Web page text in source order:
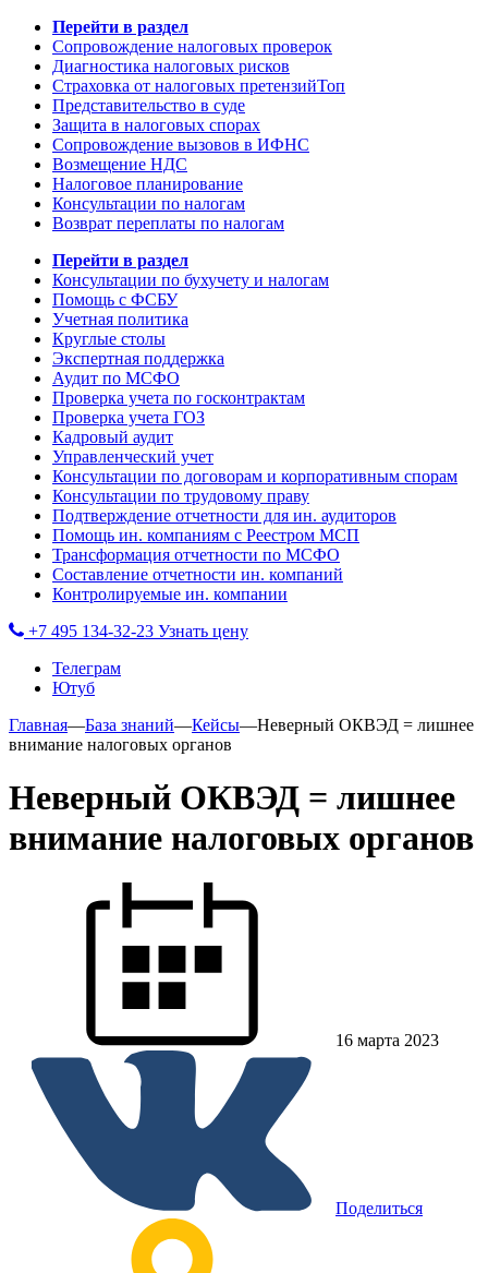
Перейти в раздел
Сопровождение налоговых проверок
Диагностика налоговых рисков
Страховка от налоговых претензийТоп
Представительство в суде
Защита в налоговых спорах
Сопровождение вызовов в ИФНС
Возмещение НДС
Налоговое планирование
Консультации по налогам
Возврат переплаты по налогам
Перейти в раздел
Консультации по бухучету и налогам
Помощь с ФСБУ
Учетная политика
Круглые столы
Экспертная поддержка
Аудит по МСФО
Проверка учета по госконтрактам
Проверка учета ГОЗ
Кадровый аудит
Управленческий учет
Консультации по договорам и корпоративным спорам
Консультации по трудовому праву
Подтверждение отчетности для ин. аудиторов
Помощь ин. компаниям с Реестром МСП
Трансформация отчетности по МСФО
Составление отчетности ин. компаний
Контролируемые ин. компании
+7 495 134-32-23 Узнать цену
Телеграм
Ютуб
Главная—База знаний—Кейсы—Неверный ОКВЭД = лишнее
внимание налоговых органов
Неверный ОКВЭД = лишнее
внимание налоговых органов
16 марта 2023
Поделиться